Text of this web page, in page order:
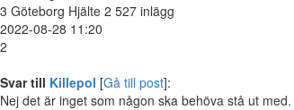
3 Göteborg Hjälte 2 527 inlägg
2022-08-28 11:20
2
Svar till Killepol [Gå till post]:
Nej det är inget som någon ska behöva stå ut